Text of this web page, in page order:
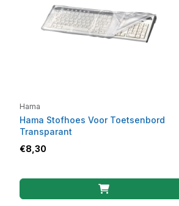
Hama
Hama Stofhoes Voor Toetsenbord
Transparant
€8,30